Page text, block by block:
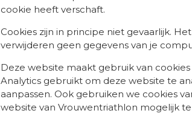
cookie heeft verschaft.
Cookies zijn in principe niet gevaarlijk.
verwijderen geen gegevens van je
Deze website maakt gebruik van
Analytics gebruikt om deze website te
aanpassen. Ook gebruiken we cookies
website van Vrouwentriathlon mogelijk